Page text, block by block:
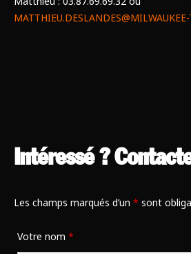
Intéressé ?
Les champs marqués d’un * sont
Votre nom *